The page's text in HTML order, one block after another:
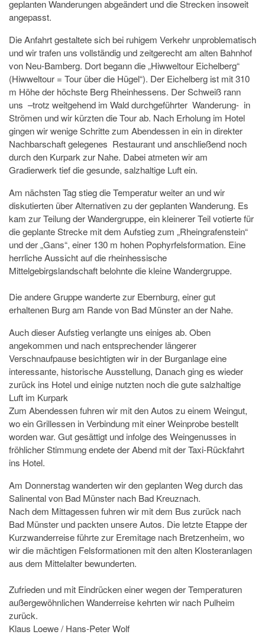
geplanten Wanderungen abgeändert und die Strecken insoweit
angepasst.
Die Anfahrt gestaltete sich bei ruhigem Verkehr unproblematisch
und wir trafen uns vollständig und zeitgerecht am alten Bahnhof
von Neu-Bamberg. Dort begann die „Hiwweltour Eichelberg“
(Hiwweltour = Tour über die Hügel“). Der Eichelberg ist mit 310
m Höhe der höchste Berg Rheinhessens. Der Schweiß rann
uns –trotz weitgehend im Wald durchgeführter Wanderung- in
Strömen und wir kürzten die Tour ab. Nach Erholung im Hotel
gingen wir wenige Schritte zum Abendessen in ein in direkter
Nachbarschaft gelegenes Restaurant und anschließend noch
durch den Kurpark zur Nahe. Dabei atmeten wir am
Gradierwerk tief die gesunde, salzhaltige Luft ein.
Am nächsten Tag stieg die Temperatur weiter an und wir
diskutierten über Alternativen zu der geplanten Wanderung. Es
kam zur Teilung der Wandergruppe, ein kleinerer Teil votierte für
die geplante Strecke mit dem Aufstieg zum „Rheingrafenstein“
und der „Gans“, einer 130 m hohen Pophyrfelsformation. Eine
herrliche Aussicht auf die rheinhessische
Mittelgebirgslandschaft belohnte die kleine Wandergruppe.
Die andere Gruppe wanderte zur Ebernburg, einer gut
erhaltenen Burg am Rande von Bad Münster an der Nahe.
Auch dieser Aufstieg verlangte uns einiges ab. Oben
angekommen und nach entsprechender längerer
Verschnaufpause besichtigten wir in der Burganlage eine
interessante, historische Ausstellung, Danach ging es wieder
zurück ins Hotel und einige nutzten noch die gute salzhaltige
Luft im Kurpark
Zum Abendessen fuhren wir mit den Autos zu einem Weingut,
wo ein Grillessen in Verbindung mit einer Weinprobe bestellt
worden war. Gut gesättigt und infolge des Weingenusses in
fröhlicher Stimmung endete der Abend mit der Taxi-Rückfahrt
ins Hotel.
Am Donnerstag wanderten wir den geplanten Weg durch das
Salinental von Bad Münster nach Bad Kreuznach.
Nach dem Mittagessen fuhren wir mit dem Bus zurück nach
Bad Münster und packten unsere Autos. Die letzte Etappe der
Kurzwanderreise führte zur Eremitage nach Bretzenheim, wo
wir die mächtigen Felsformationen mit den alten Klosteranlagen
aus dem Mittelalter bewunderten.
Zufrieden und mit Eindrücken einer wegen der Temperaturen
außergewöhnlichen Wanderreise kehrten wir nach Pulheim
zurück.
Klaus Loewe / Hans-Peter Wolf